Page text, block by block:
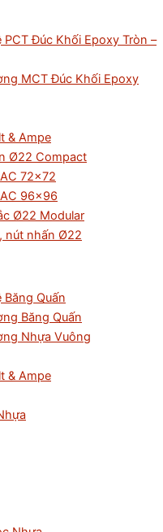
PCT Đúc Khối Epoxy Tròn –
MCT Đúc Khối Epoxy
& Ampe
Ø22 Compact
72×72
96×96
Ø22 Modular
nút nhấn Ø22
Băng Quấn
Băng Quấn
Nhựa Vuông
& Ampe